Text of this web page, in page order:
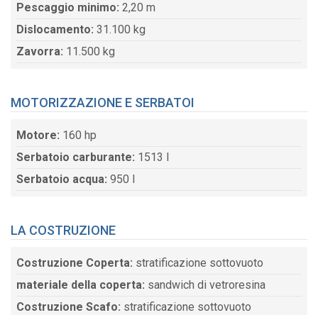
Pescaggio minimo: 2,20 m
Dislocamento: 31.100 kg
Zavorra: 11.500 kg
MOTORIZZAZIONE E SERBATOI
Motore: 160 hp
Serbatoio carburante: 1513 l
Serbatoio acqua: 950 l
LA COSTRUZIONE
Costruzione Coperta: stratificazione sottovuoto
materiale della coperta: sandwich di vetroresina
Costruzione Scafo: stratificazione sottovuoto